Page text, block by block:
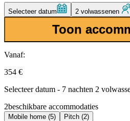
Selecteer datum 2 volwassenen
Toon
Vanaf:
354 €
Selecteer datum - 7 nachten 2
2beschikbare accommodaties
Mobile home (5) Pitch (2)